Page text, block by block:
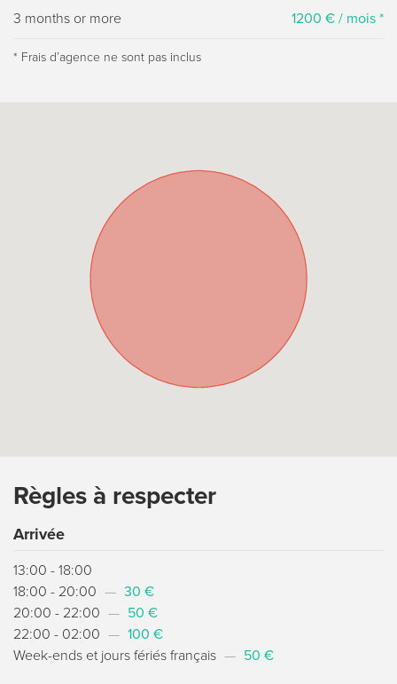
3 months or more 1200 € / mois *
* Frais dʼagence ne sont pas inclus
Règles à respecter
Arrivée
13:00 - 18:00
18:00 - 20:00 — 30 €
20:00 - 22:00 — 50 €
22:00 - 02:00 — 100 €
Week-ends et jours fériés français — 50 €